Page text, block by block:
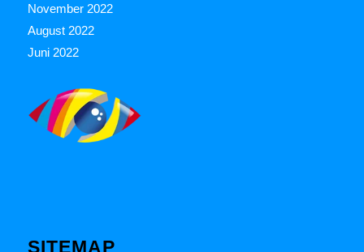
November 2022
August 2022
Juni 2022
SITEMAP